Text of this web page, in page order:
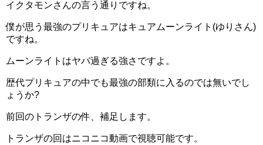
イクタモンさんの言う通りですね。
僕が思う最強のプリキュアはキュアムーンライト(ゆりさん)
ですね。
ムーンライトはヤバ過ぎる強さですよ。
歴代プリキュアの中でも最強の部類に入るのでは無いでし
ょうか?
前回のトランザの件、補足します。
トランザの回はニコニコ動画で視聴可能です。